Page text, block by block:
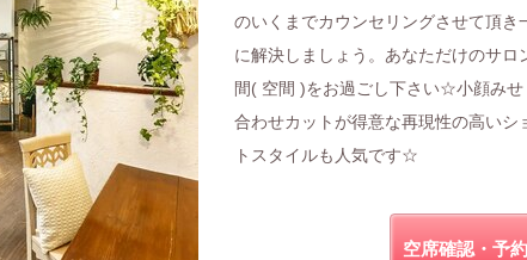
のいくまでカウンセリングさせて頂き
に解決しましょう。あなただけのサロ
間( 空間 )をお過ごし下さい☆小顔みせ
合わせカットが得意な再現性の高いシ
トスタイルも人気です☆
空席確認・予